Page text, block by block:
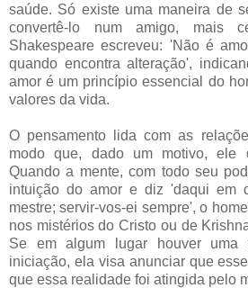
saúde. Só existe uma maneira de
convertê-lo num amigo, mais
Shakespeare escreveu: 'Não é
quando encontra alteração',
amor é um princípio essencial do
valores da vida.
O pensamento lida com as
modo que, dado um motivo, ele
Quando a mente, com todo seu
intuição do amor e diz 'daqui em
mestre; servir-vos-ei sempre', o
nos mistérios do Cristo ou de
Se em algum lugar houver uma
iniciação, ela visa anunciar que
que essa realidade foi atingida pelo